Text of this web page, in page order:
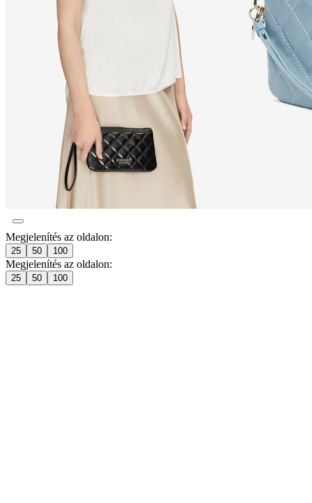
Megjelenítés az oldalon:
25 50 100
Megjelenítés az oldalon:
25 50 100